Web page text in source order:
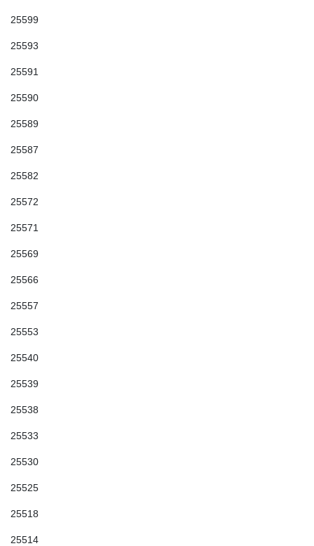
25599
25593
25591
25590
25589
25587
25582
25572
25571
25569
25566
25557
25553
25540
25539
25538
25533
25530
25525
25518
25514